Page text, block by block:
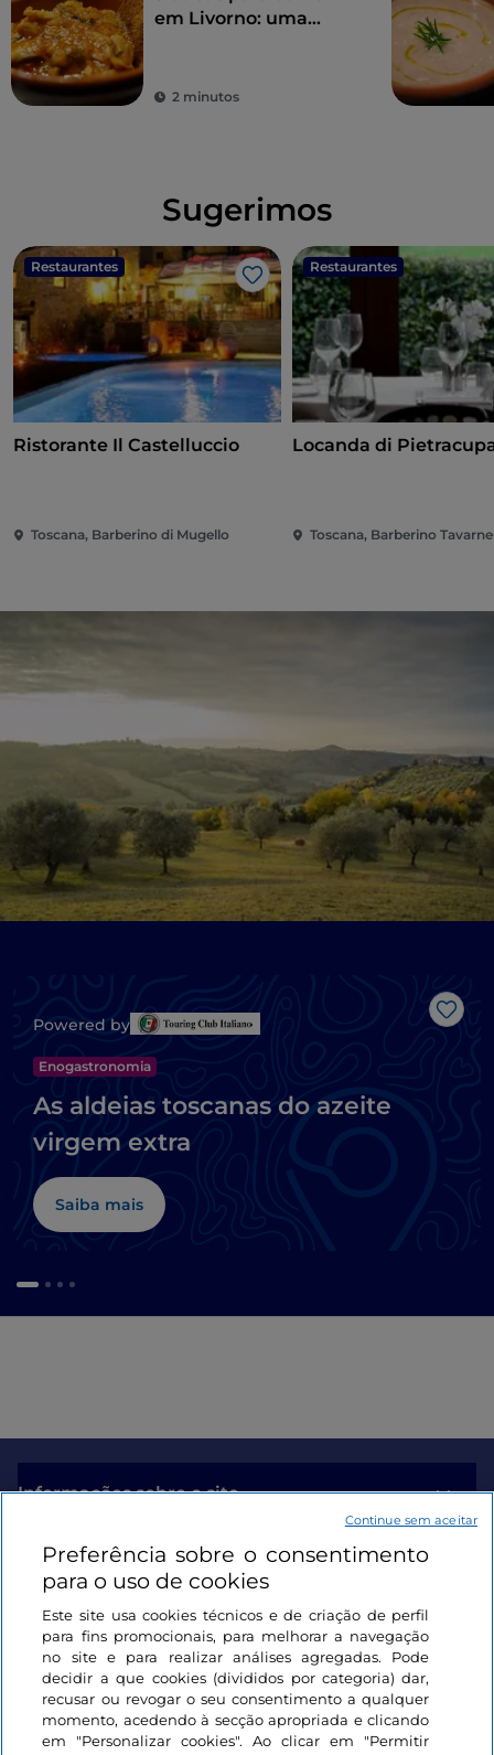
em Livorno: uma
2 minutos
Sugerimos
Restaurantes
Gosto
Ristorante Il Castelluccio
Toscana, Barberino di Mugello
Restaurantes
Locanda di
Toscana, Barberino
Powered by
Enogastronomia
As aldeias toscanas do azeite
virgem extra
Saiba mais
Informações sobre o site
Ligações úteis
Iniciar sessão
Mantenha-se em contacto
Preferência sobre o consentimento
para o uso de cookies
Este site usa cookies técnicos e de criação de perfil
para fins promocionais, para melhorar a navegação
no site e para realizar análises agregadas. Pode
decidir a que cookies (divididos por categoria) dar,
recusar ou revogar o seu consentimento a qualquer
momento, acedendo à secção apropriada e clicando
em "Personalizar cookies". Ao clicar em "Permitir
Continue sem aceitar